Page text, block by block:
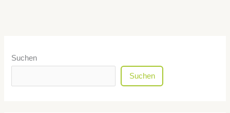
Suchen
Suchen